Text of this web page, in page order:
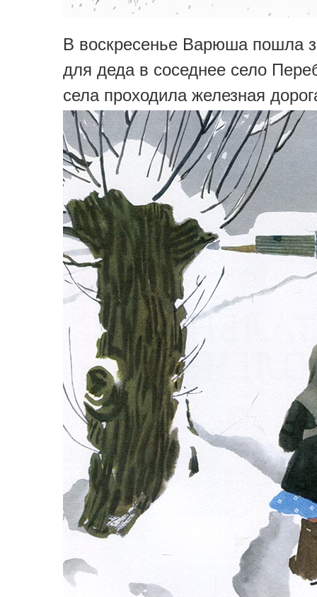
В воскресенье Варюша пошла
для деда в соседнее село
села проходила железная